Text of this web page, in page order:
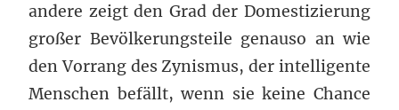
andere zeigt den Grad der Domestizierung
großer Bevölkerungsteile genauso an wie
den Vorrang des Zynismus, der intelligente
Menschen befällt, wenn sie keine Chance